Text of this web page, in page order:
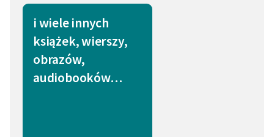
i wiele innych
książek, wierszy,
obrazów,
audiobooków…